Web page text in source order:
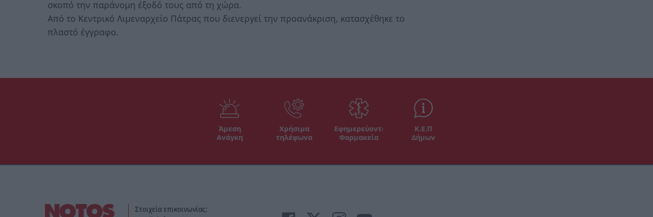
σκοπό την παράνομη έξοδό τους από τη χώρα.
Από το Κεντρικό Λιμεναρχείο Πάτρας που διενεργεί την προανάκριση, κατασχέθηκε το
πλαστό έγγραφο.
Άμεση
Ανάγκη
Χρήσιμα
τηλέφωνα
Εφημερεύοντα
Φαρμακεία
Κ.Ε.Π
Δήμων
Στοιχεία επικοινωνίας: